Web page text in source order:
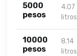
5000
pesos
4.07
litros
10000
pesos
8.14
litros